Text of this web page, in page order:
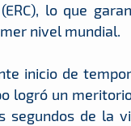
lo que
nivel mundial.
inicio de
logró un
segundos de la